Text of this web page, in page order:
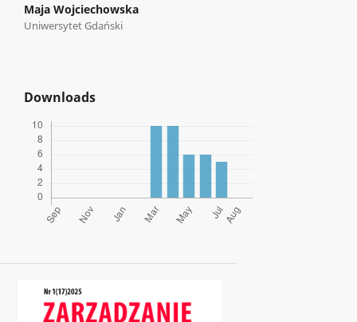
Maja Wojciechowska
Uniwersytet Gdański
Downloads